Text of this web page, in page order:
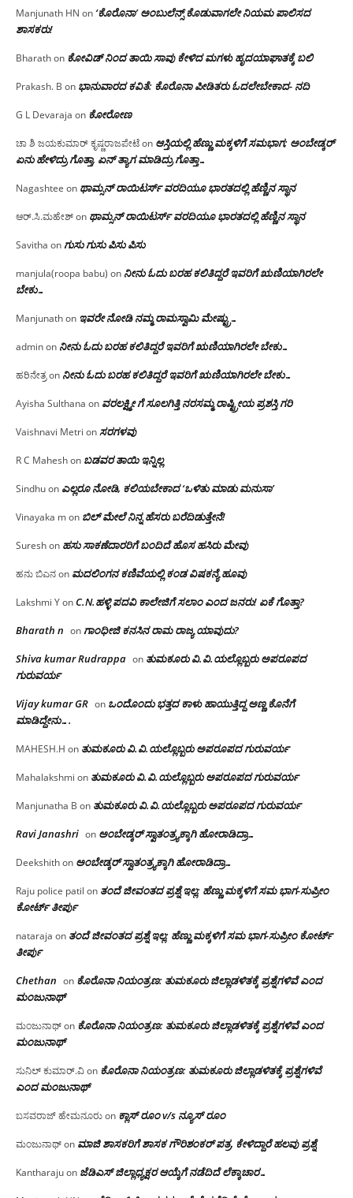
Manjunath HN on ‘ಕೊರೊನಾ’ ಅಂಬುಲೆನ್ಸ್ ಕೊಡುವಾಗಲೇ ನಿಯಮ ಪಾಲಿಸದ
ಶಾಸಕರು!
Bharathon ಕೋವಿಡ್ ನಿಂದ ತಾಯಿ ಸಾವು ಕೇಳಿದ ಮಗಳು ಹೃದಯಾಘಾತಕ್ಕೆ ಬಲಿ
Prakash. B on ಭಾನುವಾರದ ಕವಿತೆ: ಕೊರೊನಾ ಪೀಡಿತರು ಓದಲೇಬೇಕಾದ- ನದಿ
G L Devaraja on ಕೋರೋಣ
ಚಾ ಶಿ ಜಯಕುಮಾರ್ ಕೃಷ್ಣರಾಜಪೇಟೆon ಆಸ್ತಿಯಲ್ಲಿ ಹೆಣ್ಣು ಮಕ್ಕಳಿಗೆ ಸಮಭಾಗ; ಅಂಬೇಡ್ಕರ್
ಏನು ಹೇಳಿದ್ರು ಗೊತ್ತಾ, ಏನ್ ತ್ಯಾಗ ಮಾಡಿದ್ರು ಗೊತ್ತಾ…
Nagashtee on ಥಾಮ್ಸನ್ ರಾಯಿಟರ್ಸ್ ವರದಿಯೂ ಭಾರತದಲ್ಲಿ ಹೆಣ್ಣಿನ ಸ್ಥಾನ‌
ಆರ್.ಸಿ.ಮಹೇಶ್on ಥಾಮ್ಸನ್ ರಾಯಿಟರ್ಸ್ ವರದಿಯೂ ಭಾರತದಲ್ಲಿ ಹೆಣ್ಣಿನ ಸ್ಥಾನ‌
Savitha onಗುಸು ಗುಸು ಪಿಸು ಪಿಸು
manjula(roopa babu) on ನೀನು ಓದು ಬರಹ ಕಲಿತಿದ್ದರೆ ಇವರಿಗೆ ಋಣಿಯಾಗಿರಲೇ
ಬೇಕು…
Manjunathon ಇವರೇ‌ ನೋಡಿ‌ ನಮ್ಮ‌ ರಾಮಸ್ವಾಮಿ ಮೇಷ್ಟ್ರು…
adminon ನೀನು ಓದು ಬರಹ ಕಲಿತಿದ್ದರೆ ಇವರಿಗೆ ಋಣಿಯಾಗಿರಲೇ ಬೇಕು…
ಹರಿನೇತ್ರon ನೀನು ಓದು ಬರಹ ಕಲಿತಿದ್ದರೆ ಇವರಿಗೆ ಋಣಿಯಾಗಿರಲೇ ಬೇಕು…
Ayisha Sulthana on ವರಲಕ್ಷ್ಮೀ ಗೆ ಸೂಲಗಿತ್ತಿ ನರಸಮ್ಮ‌ ರಾಷ್ಟ್ರೀಯ ಪ್ರಶಸ್ತಿ ಗರಿ
Vaishnavi Metri onಸರಗಳವು
R C Maheshon ಬಡವರ ತಾಯಿ ಇನ್ನಿಲ್ಲ
Sindhuon ಎಲ್ಲರೂ ನೋಡಿ, ಕಲಿಯಬೇಕಾದ ‘ಒಳಿತು ಮಾಡು ಮನುಸಾ’
Vinayaka mon ಬಿಲ್ ಮೇಲೆ ನಿನ್ನ ಹೆಸರು ಬರೆದಿಡುತ್ತೇನೆ!
Sureshon ಹಸು ಸಾಕಣೆದಾರರಿಗೆ ಬಂದಿದೆ ಹೊಸ ಹಸಿರು ಮೇವು
ಹನು ಬಿಎನon ಮದಲಿಂಗನ ಕಣಿವೆಯಲ್ಲಿ ಕಂಡ ವಿಷಕನ್ಯೆ ಹೂವು
Lakshmi YonC.N.ಹಳ್ಳಿ ಪದವಿ ಕಾಲೇಜಿಗೆ ಸಲಾಂ‌ ಎಂದ ಜನರು! ಏಕೆ ಗೊತ್ತಾ?
Bharath n onಗಾಂಧೀಜಿ ಕನಸಿನ ರಾಮ ರಾಜ್ಯ ಯಾವುದು?
Shiva kumar Rudrappa on ತುಮಕೂರು‌ ವಿ.ವಿ.ಯಲ್ಲೊಬ್ಬರು ಅಪರೂಪದ
ಗುರುವರ್ಯ
Vijay kumar GR on ಒಂದೊಂದು ಭತ್ತದ ಕಾಳು ಹಾಯುತ್ತಿದ್ದ ಅಣ್ಣ ಕೊನೆಗೆ
ಮಾಡಿದ್ದೇನು….
MAHESH.H on ತುಮಕೂರು‌ ವಿ.ವಿ.ಯಲ್ಲೊಬ್ಬರು ಅಪರೂಪದ ಗುರುವರ್ಯ
Mahalakshmi on ತುಮಕೂರು‌ ವಿ.ವಿ.ಯಲ್ಲೊಬ್ಬರು ಅಪರೂಪದ ಗುರುವರ್ಯ
Manjunatha B on ತುಮಕೂರು‌ ವಿ.ವಿ.ಯಲ್ಲೊಬ್ಬರು ಅಪರೂಪದ ಗುರುವರ್ಯ
Ravi Janashri on ಅಂಬೇಡ್ಕರ್ ಸ್ವಾತಂತ್ರ್ಯಕ್ಕಾಗಿ ಹೋರಾಡಿದ್ರಾ…
Deekshithon ಅಂಬೇಡ್ಕರ್ ಸ್ವಾತಂತ್ರ್ಯಕ್ಕಾಗಿ ಹೋರಾಡಿದ್ರಾ…
Raju police patil on ತಂದೆ ಜೀವಂತದ ಪ್ರಶ್ನೆ ಇಲ್ಲ: ಹೆಣ್ಣು ಮಕ್ಕಳಿಗೆ ಸಮ ಭಾಗ-ಸುಪ್ರೀಂ
ಕೋರ್ಟ್ ತೀರ್ಪು
nataraja on ತಂದೆ ಜೀವಂತದ ಪ್ರಶ್ನೆ ಇಲ್ಲ: ಹೆಣ್ಣು ಮಕ್ಕಳಿಗೆ ಸಮ ಭಾಗ-ಸುಪ್ರೀಂ ಕೋರ್ಟ್
ತೀರ್ಪು
Chethan on ಕೊರೊನಾ ನಿಯಂತ್ರಣ: ತುಮಕೂರು ಜಿಲ್ಲಾಡಳಿತಕ್ಕೆ ಪ್ರಶ್ನೆಗಳಿವೆ ಎಂದ
ಮಂಜು‌ನಾಥ್
ಮಂಜುನಾಥ್on ಕೊರೊನಾ ನಿಯಂತ್ರಣ: ತುಮಕೂರು ಜಿಲ್ಲಾಡಳಿತಕ್ಕೆ ಪ್ರಶ್ನೆಗಳಿವೆ ಎಂದ
ಮಂಜು‌ನಾಥ್
ಸುನಿಲ್ ಕುಮಾರ್.ವಿon ಕೊರೊನಾ ನಿಯಂತ್ರಣ: ತುಮಕೂರು ಜಿಲ್ಲಾಡಳಿತಕ್ಕೆ ಪ್ರಶ್ನೆಗಳಿವೆ
ಎಂದ ಮಂಜು‌ನಾಥ್
ಬಸವರಾಜ್ ಹೇಮನೂರುon ಕ್ಲಾಸ್ ರೂಂ v/s ನ್ಯೂಸ್ ರೂಂ
ಮಂಜುನಾಥ್on ಮಾಜಿ ಶಾಸಕರಿಗೆ ಶಾಸಕ ಗೌರಿಶಂಕರ್ ಪತ್ರ, ಕೇಳಿದ್ದಾರೆ ಹಲವು ಪ್ರಶ್ನೆ
Kantharajuon ಜೆಡಿಎಸ್ ಜಿಲ್ಲಾಧ್ಯಕ್ಷರ ಆಯ್ಕೆಗೆ ನಡೆದಿದೆ ಲೆಕ್ಕಾಚಾರ…